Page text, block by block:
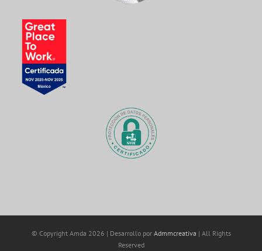
© Copyright Amda 2026 | Desarrollo por Admmcreativa | All Rights
Reserved